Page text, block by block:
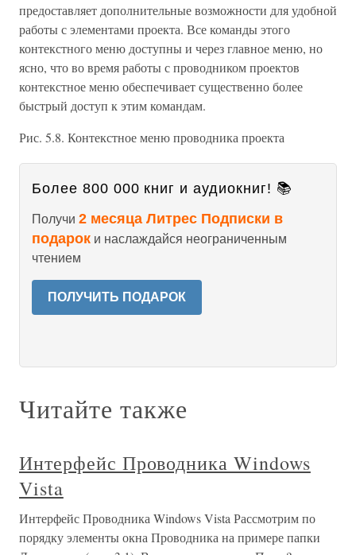
предоставляет дополнительные возможности для удобной
работы с элементами проекта. Все команды этого
контекстного меню доступны и через главное меню, но
ясно, что во время работы с проводником проектов
контекстное меню обеспечивает существенно более
быстрый доступ к этим командам.
Рис. 5.8. Контекстное меню проводника проекта
Более 800 000 книг и аудиокниг! 📚
Получи 2 месяца Литрес Подписки в
подарок и наслаждайся неограниченным
чтением
ПОЛУЧИТЬ ПОДАРОК
Читайте также
Интерфейс Проводника Windows
Vista
Интерфейс Проводника Windows Vista Рассмотрим по
порядку элементы окна Проводника на примере папки